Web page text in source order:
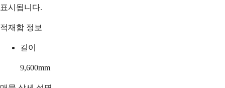
표시됩니다.
적재함 정보
길이
9,600mm